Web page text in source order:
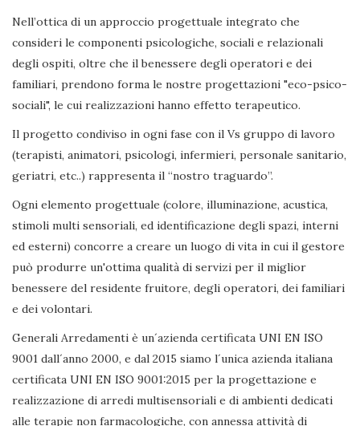
Nell’ottica di un approccio progettuale integrato che
consideri le componenti psicologiche, sociali e relazionali
degli ospiti, oltre che il benessere degli operatori e dei
familiari, prendono forma le nostre progettazioni "eco-psico-
sociali", le cui realizzazioni hanno effetto terapeutico.
Il progetto condiviso in ogni fase con il Vs gruppo di lavoro
(terapisti, animatori, psicologi, infermieri, personale sanitario,
geriatri, etc..) rappresenta il “nostro traguardo”.
Ogni elemento progettuale (colore, illuminazione, acustica,
stimoli multi sensoriali, ed identificazione degli spazi, interni
ed esterni) concorre a creare un luogo di vita in cui il gestore
può produrre un'ottima qualità di servizi per il miglior
benessere del residente fruitore, degli operatori, dei familiari
e dei volontari.
Generali Arredamenti è un´azienda certificata UNI EN ISO
9001 dall´anno 2000, e dal 2015 siamo l´unica azienda italiana
certificata UNI EN ISO 9001:2015 per la progettazione e
realizzazione di arredi multisensoriali e di ambienti dedicati
alle terapie non farmacologiche, con annessa attività di